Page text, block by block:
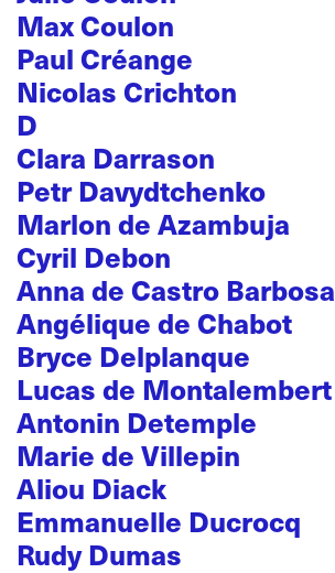
Max Coulon
Paul Créange
Nicolas Crichton
D
Clara Darrason
Petr Davydtchenko
Marlon de Azambuja
Cyril Debon
Anna de Castro Barbosa
Angélique de Chabot
Bryce Delplanque
Lucas de Montalembert
Antonin Detemple
Marie de Villepin
Aliou Diack
Emmanuelle Ducrocq
Rudy Dumas